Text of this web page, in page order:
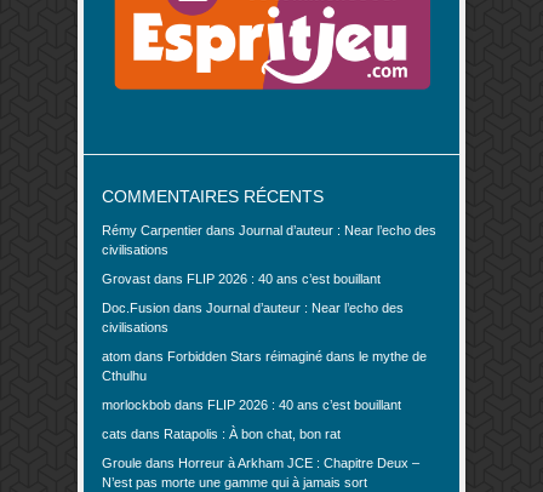
COMMENTAIRES RÉCENTS
Rémy Carpentier dans Journal d’auteur : Near l’echo des
civilisations
Grovast dans FLIP 2026 : 40 ans c’est bouillant
Doc.Fusion dans Journal d’auteur : Near l’echo des
civilisations
atom dans Forbidden Stars réimaginé dans le mythe de
Cthulhu
morlockbob dans FLIP 2026 : 40 ans c’est bouillant
cats dans Ratapolis : À bon chat, bon rat
Groule dans Horreur à Arkham JCE : Chapitre Deux –
N’est pas morte une gamme qui à jamais sort